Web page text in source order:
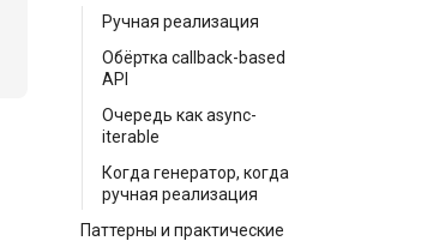
Ручная реализация
Обёртка callback-based
API
Очередь как async-
iterable
Когда генератор, когда
ручная реализация
Паттерны и практические